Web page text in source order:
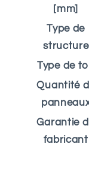
[mm]
Type de
structure
Type de
Quantité
Garantie
fabricant